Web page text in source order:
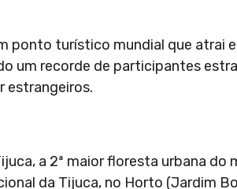
ponto turístico mundial que atrai
um recorde de participantes
estrangeiros.
a 2ª maior floresta urbana do
da Tijuca, no Horto (Jardim